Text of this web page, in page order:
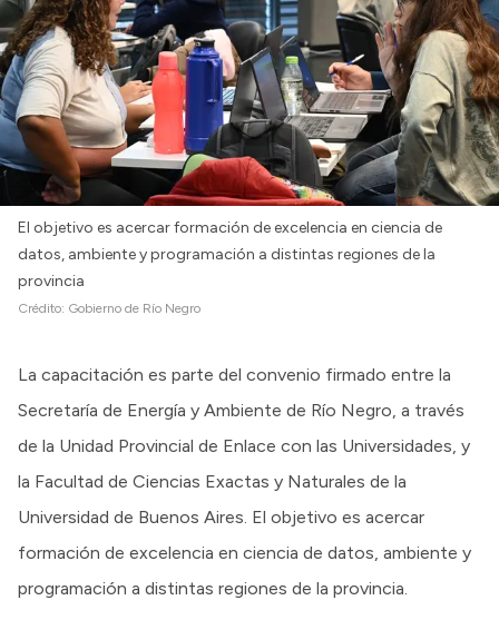
El objetivo es acercar formación de excelencia en ciencia de
datos, ambiente y programación a distintas regiones de la
provincia
Crédito: Gobierno de Río Negro
La capacitación es parte del convenio firmado entre la
Secretaría de Energía y Ambiente de Río Negro, a través
de la Unidad Provincial de Enlace con las Universidades, y
la Facultad de Ciencias Exactas y Naturales de la
Universidad de Buenos Aires. El objetivo es acercar
formación de excelencia en ciencia de datos, ambiente y
programación a distintas regiones de la provincia.